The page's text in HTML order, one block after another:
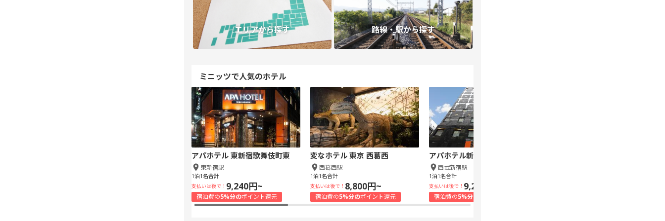
エリアから探す 路線・駅から探す
ミニッツで人気のホテル
アパホテル 東新宿歌舞伎町東
東新宿駅
1泊1名合計
支払いは後で！ 9,240円~
宿泊費の5%分のポイント還元
変なホテル 東京 西葛西
西葛西駅
1泊1名合計
支払いは後で！ 8,800円~
宿泊費の5%分のポイント還元
アパホテル新宿 歌舞伎町中央
西武新宿駅
1泊1名合計
支払いは後で！ 9,240円~
宿泊費の5%分の